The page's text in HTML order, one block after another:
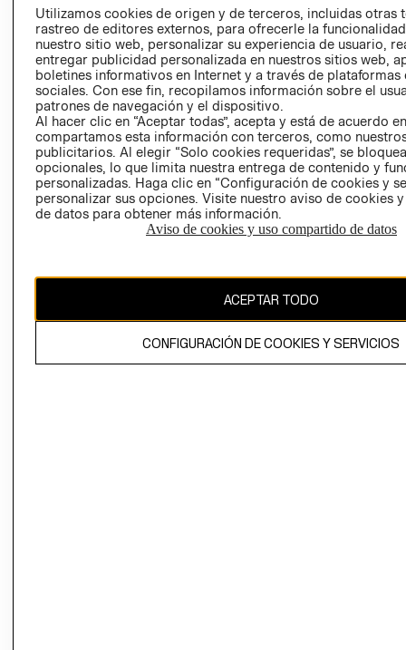
EMPRESARIAL
CONDICIONES
AVISO DE
PRIVACIDAD
GIFT CARD
COOKIES
CAMBIAR REGIÓN
El contenido de esta página web está protegido por copyright y es
Utilizamos cookies de origen y de terceros, incluidas otras
rastreo de editores externos, para ofrecerle la
nuestro sitio web, personalizar su experiencia de usuario,
entregar publicidad personalizada en nuestros sitios web,
boletines informativos en Internet y a través de plataformas
sociales. Con ese fin, recopilamos información sobre el
patrones de navegación y el dispositivo.
Al hacer clic en “Aceptar todas”, acepta y está de acuerdo
compartamos esta información con terceros, como
publicitarios. Al elegir “Solo cookies requeridas”, se
opcionales, lo que limita nuestra entrega de contenido y
personalizadas. Haga clic en “Configuración de cookies y
personalizar sus opciones. Visite nuestro aviso de cookies
de datos para obtener más información.
Aviso de cookies y uso compartido de datos
ACEPTAR TODO
CONFIGURACIÓN DE COOKIES Y SERVICIOS